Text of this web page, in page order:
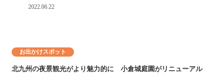
2022.06.22
お出かけスポット
北九州の夜景観光がより魅力的に 小倉城庭園がリニューアル